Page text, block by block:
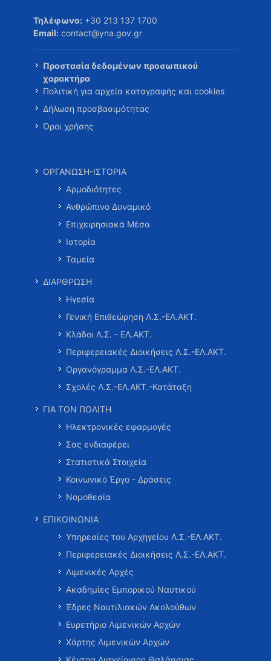
Τηλέφωνο: +30 213 137 1700
Email: contact@yna.gov.gr
Προστασία δεδομένων προσωπικού
χαρακτήρα
Πολιτική για αρχεία καταγραφής και cookies
Δήλωση προσβασιμότητας
Όροι χρήσης
ΟΡΓΑΝΩΣΗ-ΙΣΤΟΡΙΑ
Αρμοδιότητες
Ανθρώπινο Δυναμικό
Επιχειρησιακά Μέσα
Ιστορία
Ταμεία
ΔΙΑΡΘΡΩΣΗ
Ηγεσία
Γενική Επιθεώρηση Λ.Σ.-ΕΛ.ΑΚΤ.
Κλάδοι Λ.Σ. - ΕΛ.ΑΚΤ.
Περιφερειακές Διοικήσεις Λ.Σ.-ΕΛ.ΑΚΤ.
Οργανόγραμμα Λ.Σ.-ΕΛ.ΑΚΤ.
Σχολές Λ.Σ.-ΕΛ.ΑΚΤ.-Κατάταξη
ΓΙΑ ΤΟΝ ΠΟΛΙΤΗ
Ηλεκτρονικές εφαρμογές
Σας ενδιαφέρει
Στατιστικά Στοιχεία
Κοινωνικό Έργο - Δράσεις
Νομοθεσία
ΕΠΙΚΟΙΝΩΝΙΑ
Υπηρεσίες του Αρχηγείου Λ.Σ.-ΕΛ.ΑΚΤ.
Περιφερειακές Διοικήσεις Λ.Σ.-ΕΛ.ΑΚΤ.
Λιμενικές Αρχές
Ακαδημίες Εμπορικού Ναυτικού
Έδρες Ναυτιλιακών Ακολούθων
Ευρετήριο Λιμενικών Αρχών
Χάρτης Λιμενικών Αρχών